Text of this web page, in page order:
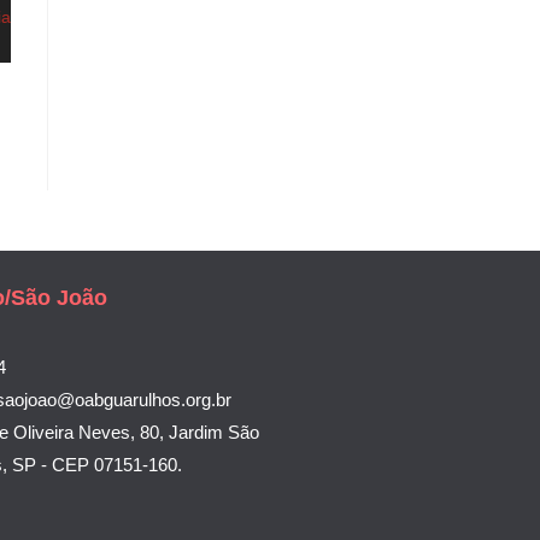
São João
Oliveira Neves, 80, Jardim São
SP - CEP 07151-160.